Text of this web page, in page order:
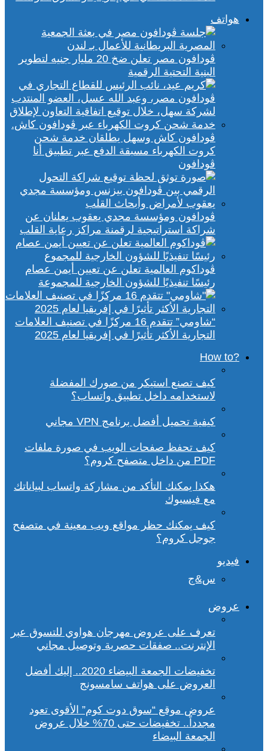
هواتف
ڤودافون مصر تعلن ضخ 20 مليار جنيه لتطوير
البنية التحتية الرقمية
ڤودافون كاش وسهل يطلقان خدمة شحن
كروت الكهرباء مسبقة الدفع عبر تطبيق أنا
ڤودافون
ڤودافون ومؤسسة مجدي يعقوب يعلنان عن
شراكة استراتيجية لرقمنة مراكز رعاية القلب
ڤوداكوم العالمية تعلن عن تعيين أيمن عصام
رئيسًا تنفيذيًا للشؤون الخارجية للمجموعة
“شاومي” تتقدم 16 مركزًا في تصنيف العلامات
التجارية الأكثر تأثيرًا في إفريقيا لعام 2025
?How to
كيف تصنع استيكر من صورك المفضلة
لاستخدامه داخل تطبيق واتساب؟
كيفية تحميل أفضل برنامج VPN مجاني
كيف تحفظ صفحات الويب في صورة ملفات
PDF من داخل متصفح كروم؟
هكذا يمكنك التأكد من مشاركة واتساب لبياناتك
مع فيسبوك
كيف يمكنك حظر مواقع ويب معينة في متصفح
جوجل كروم؟
فيديو
س&ج
عروض
تعرف على عروض مهرجان هواوي للتسوق عبر
الإنترنت.. صفقات حصرية وتوصيل مجاني
تخفيضات الجمعة البيضاء 2020.. إليك أفضل
العروض على هواتف سامسونج
عروض موقع “سوق دوت كوم” الأقوى تعود
مجدداً.. تخفيضات حتى 70% خلال عروض
الجمعة البيضاء